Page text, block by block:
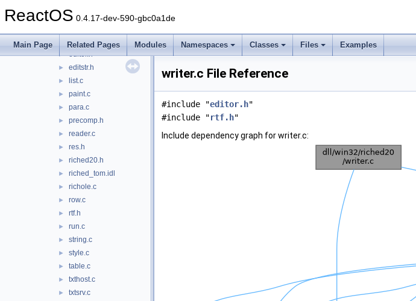
ReactOS 0.4.17-dev-590-gbc0a1de
Main Page Related Pages Modules Namespaces Classes Files Examples
► clipboard.c
editor.c
► editor.h
► editstr.h
► list.c
► paint.c
► para.c
► precomp.h
► reader.c
► res.h
► riched20.h
► riched_tom.idl
► richole.c
► row.c
► rtf.h
► run.c
► string.c
► style.c
► table.c
► txthost.c
► txtsrv.c
writer.c File Reference
#include "editor.h"
#include "rtf.h"
Include dependency graph for writer.c: